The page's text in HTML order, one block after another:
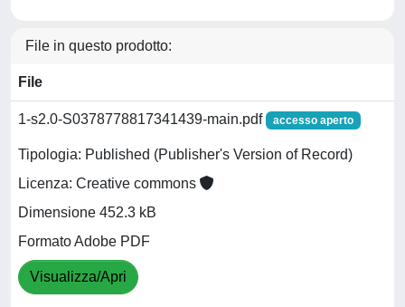
File in questo prodotto:
File
1-s2.0-S0378778817341439-main.pdf accesso aperto
Tipologia: Published (Publisher's Version of Record)
Licenza: Creative commons
Dimensione 452.3 kB
Formato Adobe PDF
Visualizza/Apri